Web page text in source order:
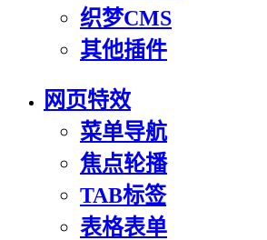
织梦CMS
其他插件
网页特效
菜单导航
焦点轮播
TAB标签
表格表单